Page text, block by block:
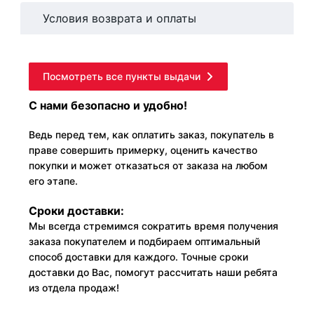
Условия возврата и оплаты
Посмотреть все пункты выдачи
С нами безопасно и удобно!
Ведь перед тем, как оплатить заказ, покупатель в
праве совершить примерку, оценить качество
покупки и может отказаться от заказа на любом
его этапе.
Сроки доставки:
Мы всегда стремимся сократить время получения
заказа покупателем и подбираем оптимальный
способ доставки для каждого. Точные сроки
доставки до Вас, помогут рассчитать наши ребята
из отдела продаж!